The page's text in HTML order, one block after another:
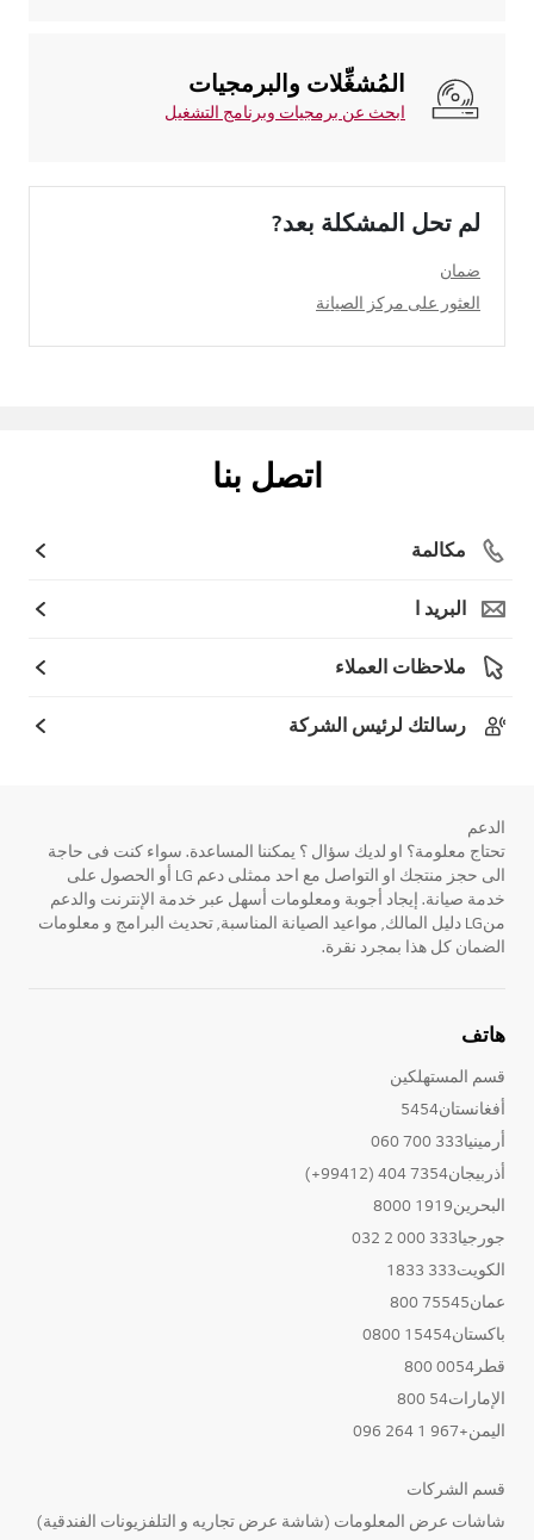
المُشغِّلات والبرمجيات
ابحث عن برمجيات وبرنامج التشغيل
لم تحل المشكلة بعد?
ضمان
العثور على مركز الصيانة
اتصل بنا
مكالمة
البريد ا
ملاحظات العملاء
رسالتك لرئيس الشركة
الدعم
تحتاج معلومة؟ او لديك سؤال ؟ يمكننا المساعدة. سواء كنت فى حاجة
الى حجز منتجك او التواصل مع احد ممثلى دعم LG أو الحصول على
خدمة صيانة. إيجاد أجوبة ومعلومات أسهل عبر خدمة الإنترنت والدعم
منLG دليل المالك, مواعيد الصيانة المناسبة, تحديث البرامج و معلومات
الضمان كل هذا بمجرد نقرة.
هاتف
قسم المستهلكين
أفغانستان5454
أرمينيا333 700 060
أذربيجان7354 404 (99412+)
البحرين1919 8000
جورجيا333 000 2 032
الكويت333 1833
عمان75545 800
باكستان15454 0800
قطر0054 800
الإمارات54 800
اليمن+967 1 264 096
قسم الشركات
شاشات عرض المعلومات (شاشة عرض تجاريه و التلفزيونات الفندقية)